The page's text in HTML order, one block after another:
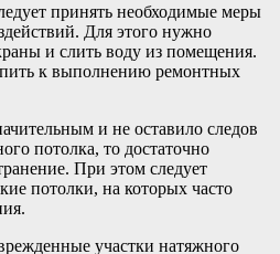
принять необходимые меры
Для этого нужно
и слить воду из помещения.
к выполнению ремонтных
и не оставило следов
потолка, то достаточно
При этом следует
потолки, на которых часто
участки натяжного